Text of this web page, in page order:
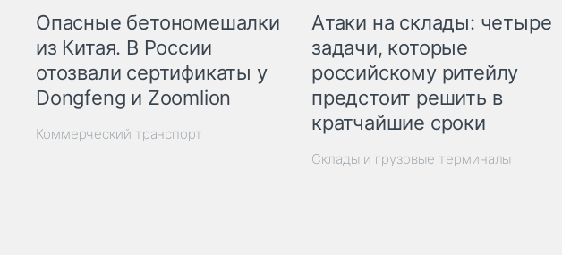
Опасные бетономешалки
из Китая. В России
отозвали сертификаты у
Dongfeng и Zoomlion
Коммерческий транспорт
Атаки на склады: четыре
задачи, которые
российскому ритейлу
предстоит решить в
кратчайшие сроки
Склады и грузовые терминалы